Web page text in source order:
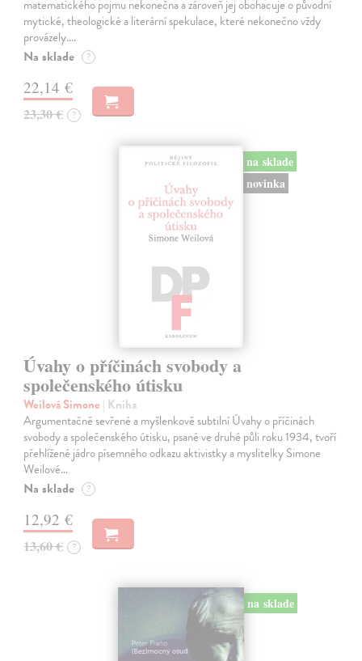
matematického pojmu nekonečna a zároveň jej obohacuje o původní
mytické, theologické a literární spekulace, které nekonečno vždy
provázely.…
Na sklade ?
22,14 €
23,30 € ?
na sklade
novinka
Úvahy o příčinách svobody a
společenského útisku
Weilová Simone | Kniha
Argumentačně sevřené a myšlenkově subtilní Úvahy o příčinách
svobody a společenského útisku, psané ve druhé půli roku 1934, tvoří
přehlížené jádro písemného odkazu aktivistky a myslitelky Simone
Weilové…
Na sklade ?
12,92 €
13,60 € ?
na sklade